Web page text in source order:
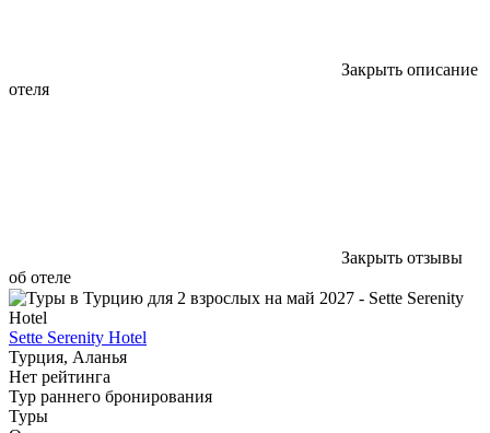
Закрыть описание
отеля
Закрыть отзывы
об отеле
Sette Serenity Hotel
Турция, Аланья
Нет рейтинга
Тур раннего бронирования
Туры